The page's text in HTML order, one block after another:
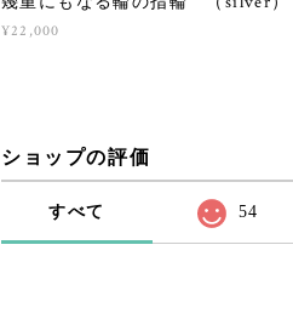
¥22,000
ショップの評価
すべて 54